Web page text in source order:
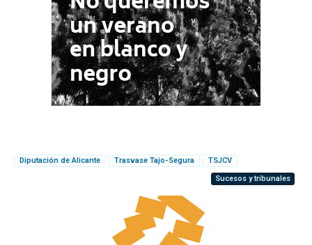
Diputación de Alicante Trasvase Tajo-Segura
TSJCV
Sucesos y tribunales